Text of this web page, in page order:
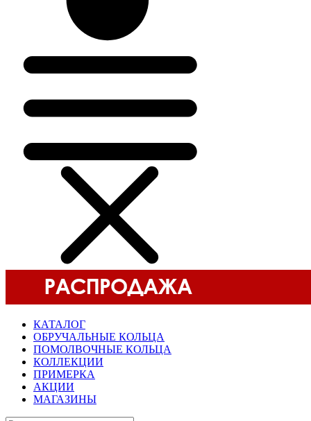
КАТАЛОГ
ОБРУЧАЛЬНЫЕ КОЛЬЦА
ПОМОЛВОЧНЫЕ КОЛЬЦА
КОЛЛЕКЦИИ
ПРИМЕРКА
АКЦИИ
МАГАЗИНЫ